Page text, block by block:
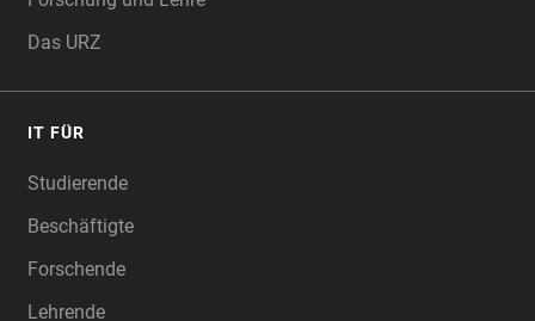
Das URZ
IT FÜR
Studierende
Beschäftigte
Forschende
Lehrende